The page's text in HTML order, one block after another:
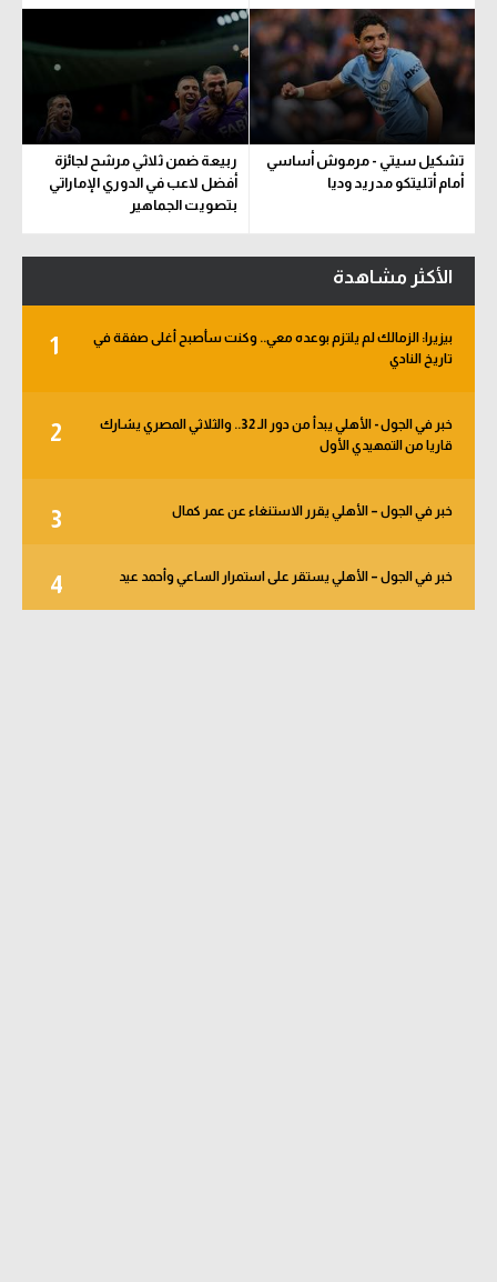
تشكيل سيتي - مرموش أساسي
أمام أتليتكو مدريد وديا
ربيعة ضمن ثلاثي مرشح لجائزة
أفضل لاعب في الدوري الإماراتي
بتصويت الجماهير
الأكثر مشاهدة
1
بيزيرا: الزمالك لم يلتزم بوعده معي.. وكنت سأصبح أغلى صفقة في
تاريخ النادي
2
خبر في الجول - الأهلي يبدأ من دور الـ 32.. والثلاثي المصري يشارك
قاريا من التمهيدي الأول
3 خبر في الجول – الأهلي يقرر الاستنغاء عن عمر كمال
4 خبر في الجول – الأهلي يستقر على استمرار الساعي وأحمد عيد